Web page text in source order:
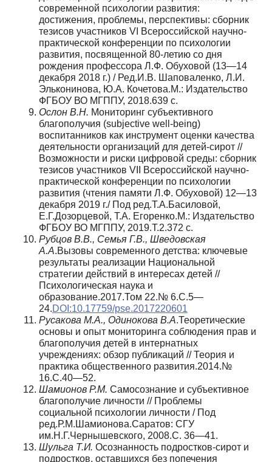
современной психологии развития:
достижения, проблемы, перспективы: сборник
тезисов участников VI Всероссийской научно-
практической конференции по психологии
развития, посвященной 80-летию со дня
рождения профессора Л.Ф. Обуховой (13—14
декабря 2018 г.) / Ред.И.В. Шаповаленко, Л.И.
Эльконинова, Ю.А. Кочетова.М.: Издательство
ФГБОУ ВО МГППУ, 2018.639 с.
Ослон В.Н. Мониторинг субъективного
благополучия (subjective well-being)
воспитанников как инструмент оценки качества
деятельности организаций для детей-сирот //
Возможности и риски цифровой среды: сборник
тезисов участников VII Всероссийской научно-
практической конференции по психологии
развития (чтения памяти Л.Ф. Обуховой) 12—13
декабря 2019 г./ Под ред.Т.А.Басиловой,
Е.Г.Дозорцевой, Т.А. Егоренко.М.: Издательство
ФГБОУ ВО МГППУ, 2019.Т.2.372 с.
Рубцов В.В., Семья Г.В., Шведовская
А.А.Вызовы современного детства: ключевые
результаты реализации Национальной
стратегии действий в интересах детей //
Психологическая наука и
образование.2017.Том 22.№ 6.С.5—
24.DOI:10.17759/pse.2017220601
Русакова М.А., Одинокова В.А.Теоретические
основы и опыт мониторинга соблюдения прав и
благополучия детей в интернатных
учреждениях: обзор публикаций // Теория и
практика общественного развития.2014.№
16.С.40—52.
Шамионов Р.М. Самосознание и субъективное
благополучие личности // Проблемы
социальной психологии личности / Под
ред.Р.М.Шамионова.Саратов: СГУ
им.Н.Г.Чернышевского, 2008.С. 36—41.
Шульга Т.И. Осознанность подростков-сирот и
подростков, оставшихся без попечения